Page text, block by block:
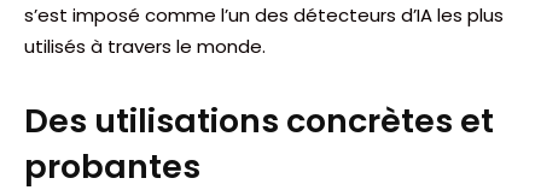
s’est imposé comme l’un des détecteurs d’IA les plus
utilisés à travers le monde.
Des utilisations concrètes et
probantes